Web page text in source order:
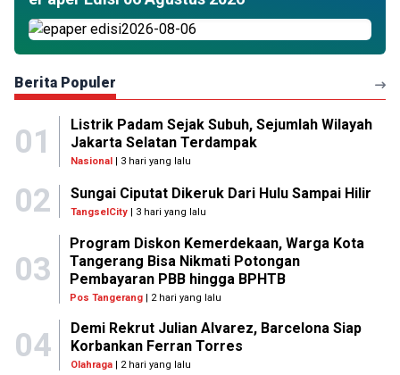
Berita Populer
01
Listrik Padam Sejak Subuh, Sejumlah Wilayah
Jakarta Selatan Terdampak
Nasional| 3 hari yang lalu
02 Sungai Ciputat Dikeruk Dari Hulu Sampai Hilir
TangselCity | 3 hari yang lalu
03
Program Diskon Kemerdekaan, Warga Kota
Tangerang Bisa Nikmati Potongan
Pembayaran PBB hingga BPHTB
Pos Tangerang | 2 hari yang lalu
04
Demi Rekrut Julian Alvarez, Barcelona Siap
Korbankan Ferran Torres
Olahraga| 2 hari yang lalu